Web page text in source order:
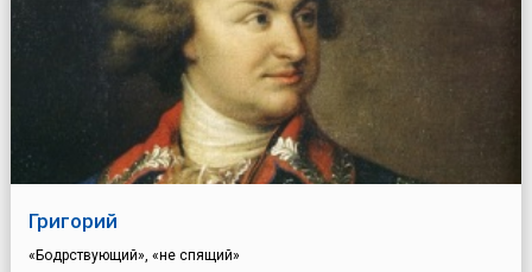
Григорий
«Бодрствующий», «не спящий»